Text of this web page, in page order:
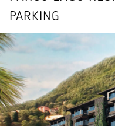
PARKING